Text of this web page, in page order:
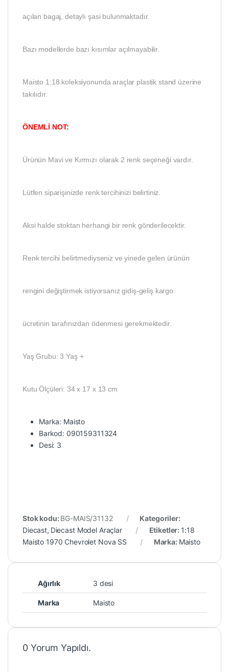
açılan bagaj, detaylı şasi bulunmaktadır.
Bazı modellerde bazı kısımlar açılmayabilir.
Maisto 1:18 koleksiyonunda araçlar plastik stand üzerine
takılıdır.
ÖNEMLİ NOT:
Ürünün Mavi ve Kırmızı olarak 2 renk seçeneği vardır.
Lütfen siparişinizde renk tercihinizi belirtiniz.
Aksi halde stoktan herhangi bir renk gönderilecektir.
Renk tercihi belirtmediyseniz ve yinede gelen ürünün
rengini değiştirmek istiyorsanız gidiş-geliş kargo
ücretinin tarafınızdan ödenmesi gerekmektedir.
Yaş Grubu: 3 Yaş +
Kutu Ölçüleri: 34 x 17 x 13 cm
Marka: Maisto
Barkod: 090159311324
Desi: 3
Stok kodu: BG-MAIS/31132
Kategoriler:
Diecast, Diecast Model Araçlar Etiketler: 1:18
Maisto 1970 Chevrolet Nova SS
Marka: Maisto
Ağırlık 3 desi
Marka Maisto
0 Yorum Yapıldı.